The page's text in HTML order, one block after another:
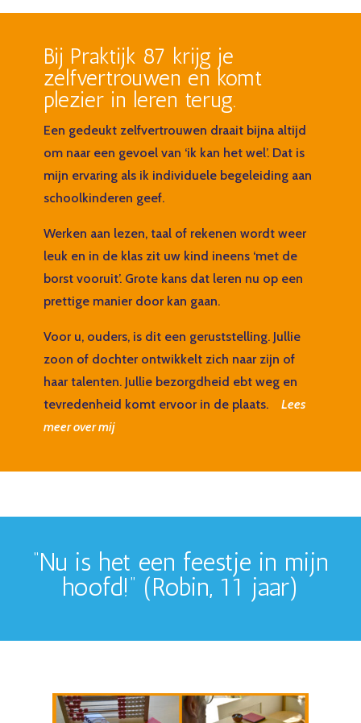
Bij Praktijk 87 krijg je
zelfvertrouwen en komt
plezier in leren terug.
Een gedeukt zelfvertrouwen draait bijna altijd
om naar een gevoel van ‘ik kan het wel’. Dat is
mijn ervaring als ik individuele begeleiding aan
schoolkinderen geef.
Werken aan lezen, taal of rekenen wordt weer
leuk en in de klas zit uw kind ineens ‘met de
borst vooruit’. Grote kans dat leren nu op een
prettige manier door kan gaan.
Voor u, ouders, is dit een geruststelling. Jullie
zoon of dochter ontwikkelt zich naar zijn of
haar talenten. Jullie bezorgdheid ebt weg en
tevredenheid komt ervoor in de plaats.
Lees
meer over mij
“Nu is het een feestje in mijn
hoofd!” (Robin, 11 jaar)